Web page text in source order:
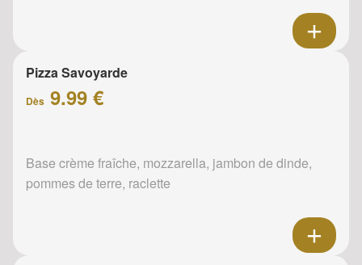
Pizza Savoyarde
Dès 9.99 €
Base crème fraîche, mozzarella, jambon de dinde,
pommes de terre, raclette